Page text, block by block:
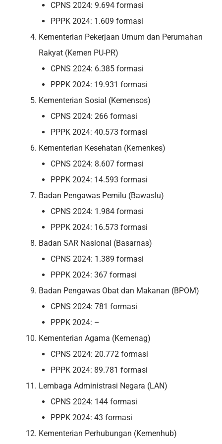
CPNS 2024: 9.694 formasi
PPPK 2024: 1.609 formasi
Kementerian Pekerjaan Umum dan Perumahan
Rakyat (Kemen PU-PR)
CPNS 2024: 6.385 formasi
PPPK 2024: 19.931 formasi
Kementerian Sosial (Kemensos)
CPNS 2024: 266 formasi
PPPK 2024: 40.573 formasi
Kementerian Kesehatan (Kemenkes)
CPNS 2024: 8.607 formasi
PPPK 2024: 14.593 formasi
Badan Pengawas Pemilu (Bawaslu)
CPNS 2024: 1.984 formasi
PPPK 2024: 16.573 formasi
Badan SAR Nasional (Basarnas)
CPNS 2024: 1.389 formasi
PPPK 2024: 367 formasi
Badan Pengawas Obat dan Makanan (BPOM)
CPNS 2024: 781 formasi
PPPK 2024: –
Kementerian Agama (Kemenag)
CPNS 2024: 20.772 formasi
PPPK 2024: 89.781 formasi
Lembaga Administrasi Negara (LAN)
CPNS 2024: 144 formasi
PPPK 2024: 43 formasi
Kementerian Perhubungan (Kemenhub)